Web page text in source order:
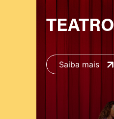
TEATRO
Saiba mais